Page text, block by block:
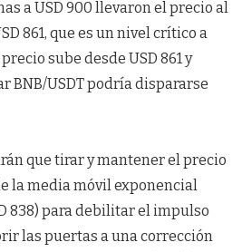
a USD 900 llevaron el precio al
861, que es un nivel crítico a
sube desde USD 861 y
BNB/USDT podría dispararse
que tirar y mantener el precio
la media móvil exponencial
838) para debilitar el impulso
las puertas a una corrección